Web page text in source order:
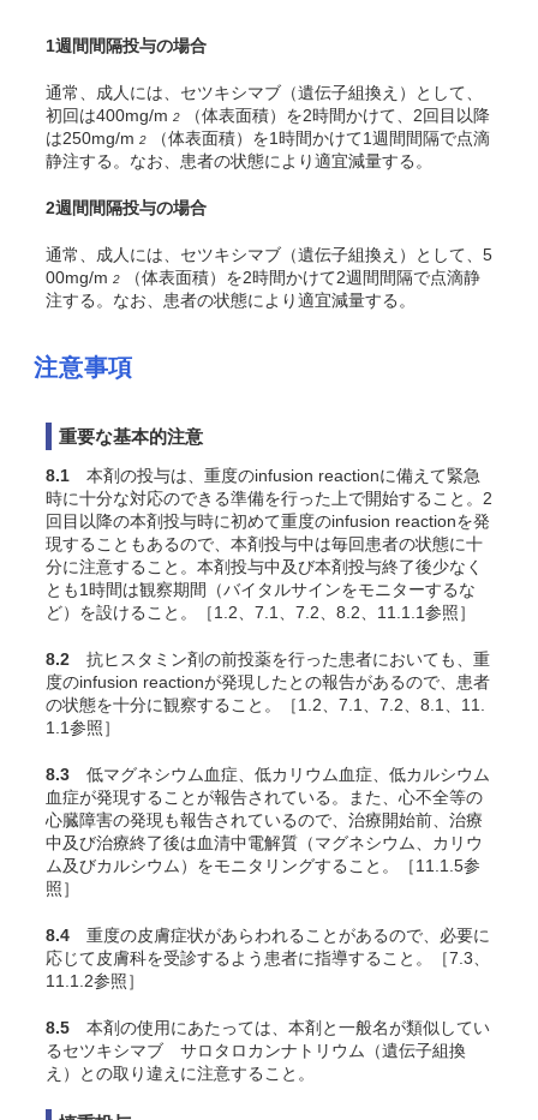
1週間間隔投与の場合
通常、成人には、セツキシマブ（遺伝子組換え）として、
初回は400mg/m 2
（体表面積）を2時間かけて、2回目以降
は250mg/m 2
（体表面積）を1時間かけて1週間間隔で点滴
静注する。なお、患者の状態により適宜減量する。
2週間間隔投与の場合
通常、成人には、セツキシマブ（遺伝子組換え）として、5
00mg/m 2
（体表面積）を2時間かけて2週間間隔で点滴静
注する。なお、患者の状態により適宜減量する。
注意事項
重要な基本的注意
8.1 本剤の投与は、重度のinfusion reactionに備えて緊急
時に十分な対応のできる準備を行った上で開始すること。2
回目以降の本剤投与時に初めて重度のinfusion reactionを発
現することもあるので、本剤投与中は毎回患者の状態に十
分に注意すること。本剤投与中及び本剤投与終了後少なく
とも1時間は観察期間（バイタルサインをモニターするな
ど）を設けること。［1.2、7.1、7.2、8.2、11.1.1参照］
8.2 抗ヒスタミン剤の前投薬を行った患者においても、重
度のinfusion reactionが発現したとの報告があるので、患者
の状態を十分に観察すること。［1.2、7.1、7.2、8.1、11.
1.1参照］
8.3 低マグネシウム血症、低カリウム血症、低カルシウム
血症が発現することが報告されている。また、心不全等の
心臓障害の発現も報告されているので、治療開始前、治療
中及び治療終了後は血清中電解質（マグネシウム、カリウ
ム及びカルシウム）をモニタリングすること。［11.1.5参
照］
8.4 重度の皮膚症状があらわれることがあるので、必要に
応じて皮膚科を受診するよう患者に指導すること。［7.3、
11.1.2参照］
8.5 本剤の使用にあたっては、本剤と一般名が類似してい
るセツキシマブ サロタロカンナトリウム（遺伝子組換
え）との取り違えに注意すること。